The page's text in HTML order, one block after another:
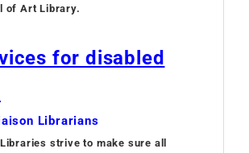
of Art Library.
for disabled
Librarians
strive to make sure all